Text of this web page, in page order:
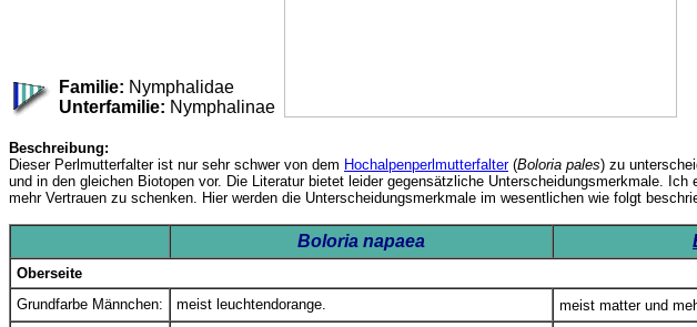
Familie: Nymphalidae
Unterfamilie: Nymphalinae
Beschreibung:
Dieser Perlmutterfalter ist nur sehr schwer von dem Hochalpenperlmutterfalter(Boloria pales) zu
und in den gleichen Biotopen vor. Die Literatur bietet leider gegensätzliche Unterscheidungsmerkmale.
mehr Vertrauen zu schenken. Hier werden die Unterscheidungsmerkmale im wesentlichen wie folgt
Boloria napaea
Oberseite
Grundfarbe Männchen:
meist leuchtendorange. meist matter und